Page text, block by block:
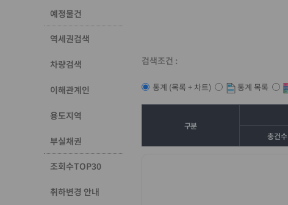
예정물건
역세권검색
차량검색
이해관계인
용도지역
부실채권
조회수TOP30
취하변경 안내
검색조건 :
통계 (목록 + 차트) 통계 목록
구분
총건수